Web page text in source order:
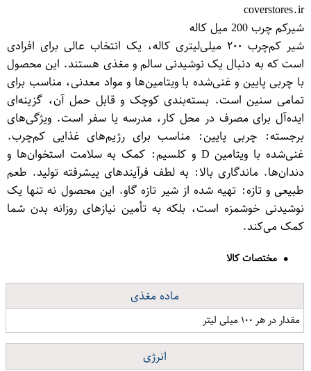
coverstores.ir
شیرکم چرب 200 میل کاله
شیر کم‌چرب ۲۰۰ میلی‌لیتری کاله، یک انتخاب عالی برای افرادی
است که به دنبال یک نوشیدنی سالم و مغذی هستند. این محصول
با چربی پایین و غنی‌شده با ویتامین‌ها و مواد معدنی، مناسب برای
تمامی سنین است. بسته‌بندی کوچک و قابل حمل آن، گزینه‌ای
ایده‌آل برای مصرف در محل کار، مدرسه یا سفر است. ویژگی‌های
برجسته: چربی پایین: مناسب برای رژیم‌های غذایی کم‌چرب.
غنی‌شده با ویتامین D و کلسیم: کمک به سلامت استخوان‌ها و
دندان‌ها. ماندگاری بالا: به لطف فرآیندهای پیشرفته تولید. طعم
طبیعی و تازه: تهیه شده از شیر تازه گاو. این محصول نه تنها یک
نوشیدنی خوشمزه است، بلکه به تأمین نیازهای روزانه بدن شما
کمک می‌کند.
مختصات کالا
ماده مغذی
مقدار در هر ۱۰۰ میلی لیتر
انرژی